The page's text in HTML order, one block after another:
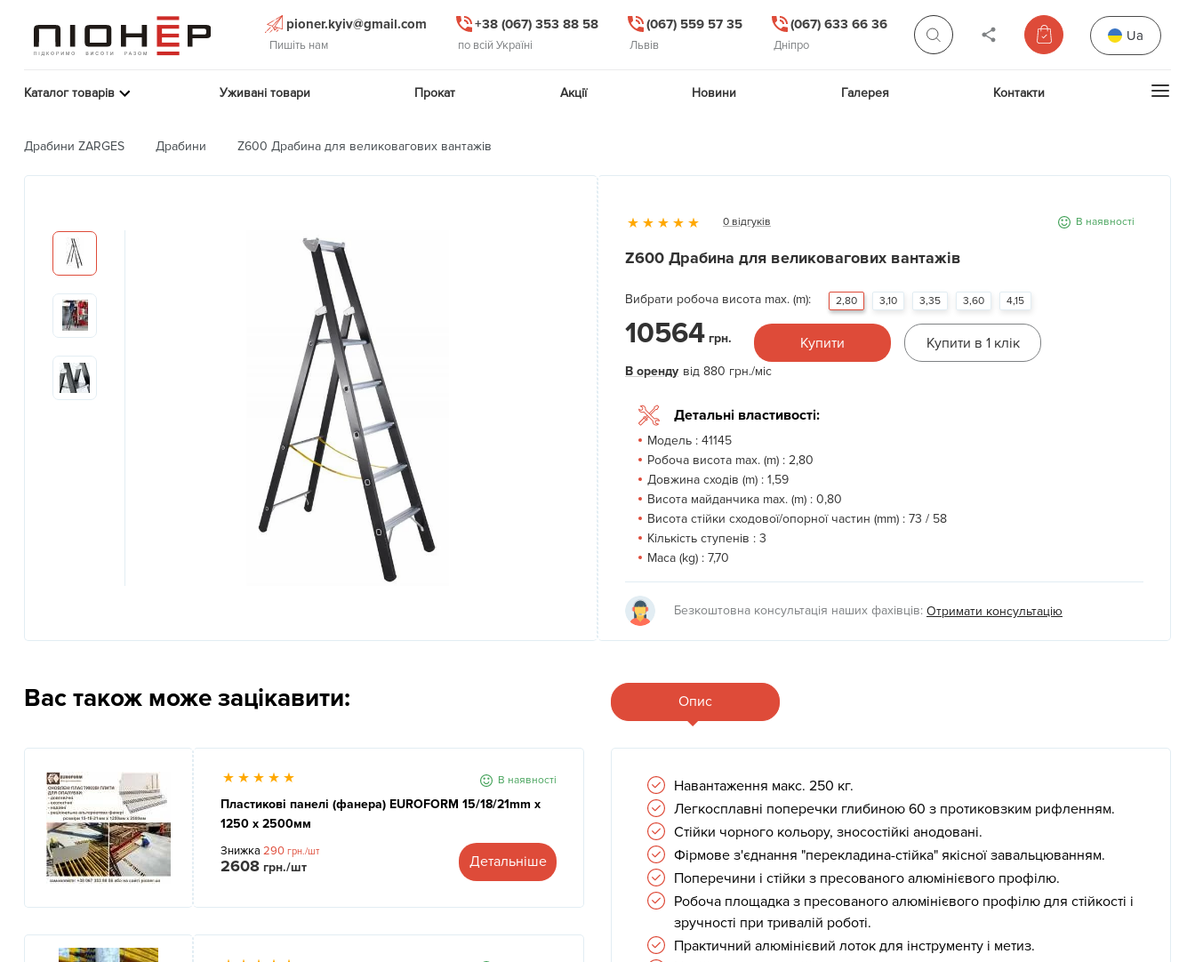
pioner.kyiv@gmail.com
Пишіть нам
+38 (067) 353 88 58
по всій Україні
(067) 559 57 35
Львів
(067) 633 66 36
Дніпро
Ua
Каталог товарів Уживані товари Прокат Акції Новини Галерея Контакти
Драбини ZARGES Драбини Z600 Драбина для великовагових вантажів
0 відгуків В наявності
Z600 Драбина для великовагових вантажів
Вибрати робоча висота max. (m): 2,80 3,10 3,35 3,60 4,15
10564 грн. Купити Купити в 1 клік
В оренду від 880 грн./міс
Детальні властивості:
Модель : 41145
Робоча висота max. (m) : 2,80
Довжина сходів (m) : 1,59
Висота майданчика max. (m) : 0,80
Висота стійки сходової/опорної частин (mm) : 73 / 58
Кількість ступенів : 3
Маса (kg) : 7,70
Безкоштовна консультація наших фахівців: Отримати консультацію
Вас також може зацікавити:
В наявності
Пластикові панелі (фанера) EUROFORM 15/18/21mm x
1250 x 2500мм
Знижка 290 грн./шт
2608 грн./шт Детальніше
Опис
Навантаження макс. 250 кг.
Легкосплавні поперечки глибиною 60 з протиковзким рифленням.
Стійки чорного кольору, зносостійкі анодовані.
Фірмове з'єднання "перекладина-стійка" якісної завальцюванням.
Поперечини і стійки з пресованого алюмінієвого профілю.
Робоча площадка з пресованого алюмінієвого профілю для стійкості і
зручності при тривалій роботі.
Практичний алюмінієвий лоток для інструменту і метиз.